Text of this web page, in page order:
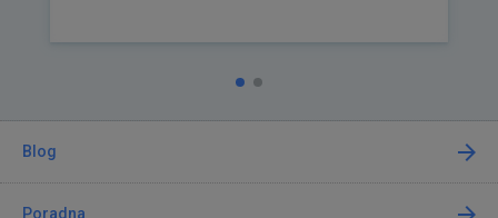
Blog
Poradna